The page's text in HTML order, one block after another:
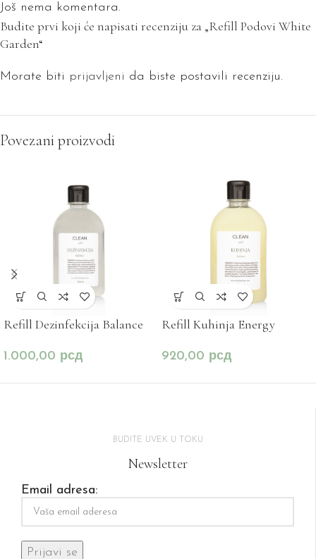
Još nema komentara.
Budite prvi koji će napisati recenziju za „Refill Podovi White
Garden“
Morate biti prijavljeni da biste postavili recenziju.
Povezani proizvodi
Refill Dezinfekcija Balance
1.000,00 рсд
Refill Kuhinja Energy
920,00 рсд
BUDITE UVEK U TOKU
Newsletter
Email adresa: